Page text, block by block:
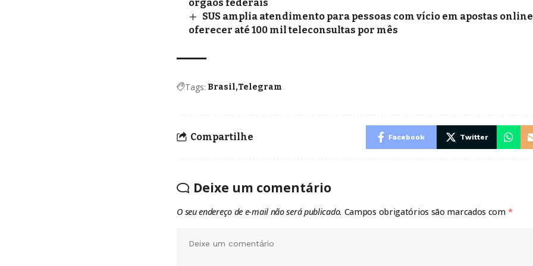
órgãos federais
SUS amplia atendimento para pessoas com vício em apostas online
oferecer até 100 mil teleconsultas por mês
Tags: Brasil Telegram
Compartilhe Facebook Twitter
Deixe um comentário
O seu endereço de e-mail não será publicado. Campos obrigatórios são marcados com *